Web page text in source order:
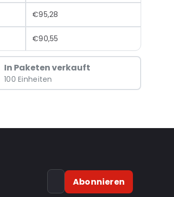
€95,28
€90,55
In Paketen verkauft
100 Einheiten
Abonnieren